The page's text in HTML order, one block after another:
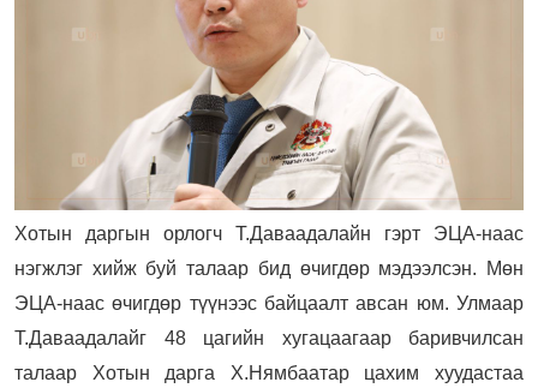
Хотын даргын орлогч Т.Даваадалайн гэрт ЭЦА-наас
нэгжлэг хийж буй талаар бид өчигдөр мэдээлсэн. Мөн
ЭЦА-наас өчигдөр түүнээс байцаалт авсан юм. Улмаар
Т.Даваадалайг 48 цагийн хугацаагаар баривчилсан
талаар Хотын дарга Х.Нямбаатар цахим хуудастаа